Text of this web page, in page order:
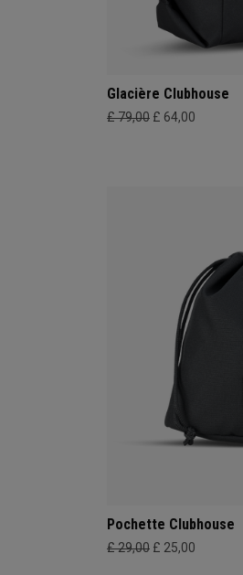
Glacière Clubhouse
£ 79,00 £ 64,00
Pochette Clubhouse
£ 29,00 £ 25,00